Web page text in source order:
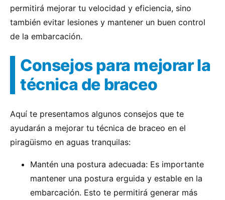
permitirá mejorar tu velocidad y eficiencia, sino
también evitar lesiones y mantener un buen control
de la embarcación.
Consejos para mejorar la
técnica de braceo
Aquí te presentamos algunos consejos que te
ayudarán a mejorar tu técnica de braceo en el
piragüismo en aguas tranquilas:
Mantén una postura adecuada: Es importante
mantener una postura erguida y estable en la
embarcación. Esto te permitirá generar más